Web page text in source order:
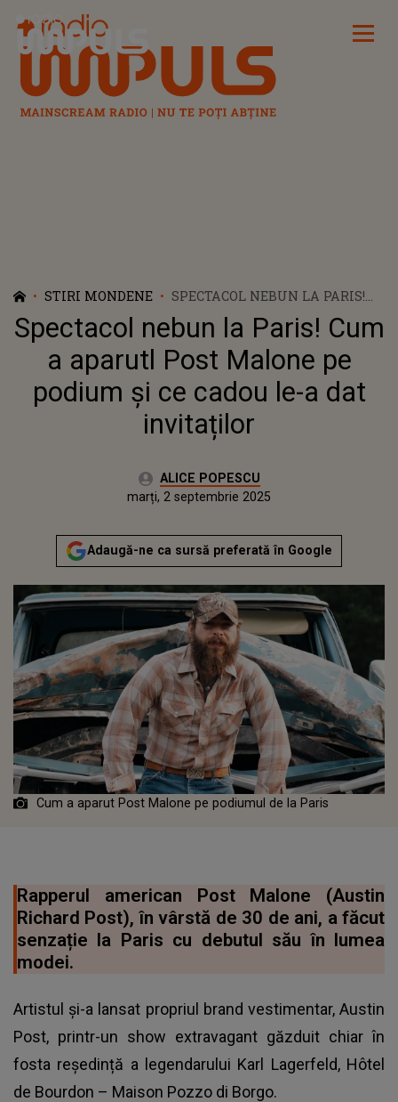
Radio Impuls
STIRI MONDENE
SPECTACOL NEBUN LA PARIS!
CUM A APARUTL POST MALONE
PE PODIUM ȘI CE CADOU LE-A
DAT INVITAȚILOR
Spectacol nebun la Paris! Cum
a aparutl Post Malone pe
podium și ce cadou le-a dat
invitaților
Autor:ALICE POPESCU
Publicat:
marți, 2 septembrie 2025
Adaugă-ne ca sursă preferată în Google
Cum a aparut Post Malone pe podiumul de la Paris
Rapperul american Post Malone (Austin
Richard Post), în vârstă de 30 de ani, a făcut
senzație la Paris cu debutul său în lumea
modei.
Artistul și-a lansat propriul brand vestimentar, Austin
Post, printr-un show extravagant găzduit chiar în
fosta reședință a legendarului Karl Lagerfeld, Hôtel
de Bourdon – Maison Pozzo di Borgo.